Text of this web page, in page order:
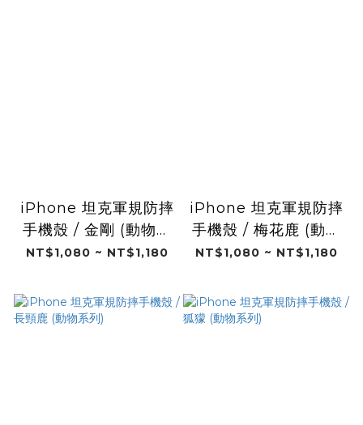
iPhone 坦克軍規防摔
手機殼 / 金剛 (動物系
列)
NT$1,080 ~ NT$1,180
iPhone 坦克軍規防摔
手機殼 / 梅花鹿 (動物
系列)
NT$1,080 ~ NT$1,180